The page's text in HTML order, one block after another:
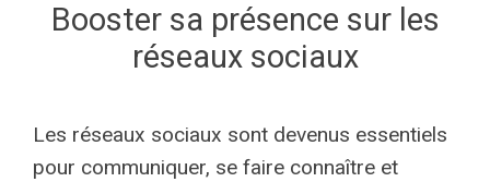
Booster sa présence sur les
réseaux sociaux
Les réseaux sociaux sont devenus essentiels
pour communiquer, se faire connaître et